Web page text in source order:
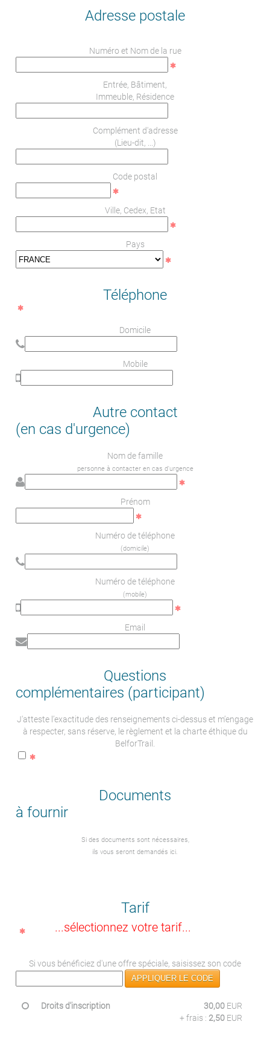
Adresse postale
Numéro et Nom de la rue
Entrée, Bâtiment,
Immeuble, Résidence
Complément d'adresse
(Lieu-dit, ...)
Code postal
Ville, Cedex, Etat
Pays
Téléphone
Domicile
Mobile
Autre contact
(en cas d'urgence)
Nom de famille
personne à contacter en cas d'urgence
Prénom
Numéro de téléphone
(domicile)
Numéro de téléphone
(mobile)
Email
Questions
complémentaires (participant)
J'atteste l’exactitude des renseignements ci-dessus et m’engage
à respecter, sans réserve, le règlement et la charte éthique du
BelforTrail.
Documents
à fournir
Si des documents sont nécessaires,
ils vous seront demandés ici.
Tarif
...sélectionnez votre tarif...
Si vous bénéficiez d'une offre spéciale, saisissez son code
APPLIQUER LE CODE
Droits d'inscription 30,00 EUR
+ frais : 2,50 EUR